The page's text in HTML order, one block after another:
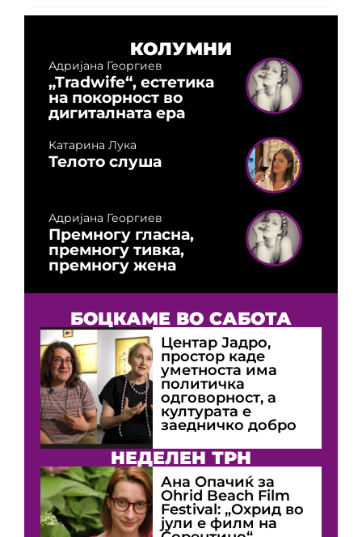
КОЛУМНИ
Адријана Георгиев
„Tradwife“, естетика
на покорност во
дигиталната ера
Катарина Лука
Телото слуша
Адријана Георгиев
Премногу гласна,
премногу тивка,
премногу жена
БОЦКАМЕ ВО САБОТА
Центар Јадро,
простор каде
уметноста има
политичка
одговорност, а
културата е
заедничко добро
НЕДЕЛЕН ТРН
Ана Опачиќ за
Оhrid Beach Film
Festival: „Охрид во
јули е филм на